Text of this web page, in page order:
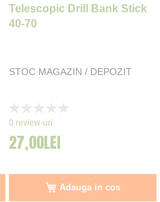
Telescopic Drill Bank Stick
40-70
STOC MAGAZIN / DEPOZIT
0%
0 review-uri
27,00LEI
Adauga in cos